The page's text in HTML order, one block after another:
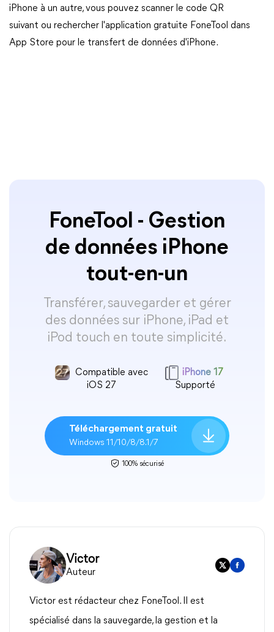
iPhone à un autre, vous pouvez scanner le code QR
suivant ou rechercher l'application gratuite FoneTool dans
App Store pour le transfert de données d'iPhone.
FoneTool - Gestion
de données iPhone
tout-en-un
Transférer, sauvegarder et gérer
des données sur iPhone, iPad et
iPod touch en toute simplicité.
Compatible avec
iOS 27
iPhone 17
Supporté
Téléchargement gratuit
Windows 11/10/8/8.1/7
100% sécurisé
Victor
Auteur
Victor est rédacteur chez FoneTool. Il est
spécialisé dans la sauvegarde, la gestion et la